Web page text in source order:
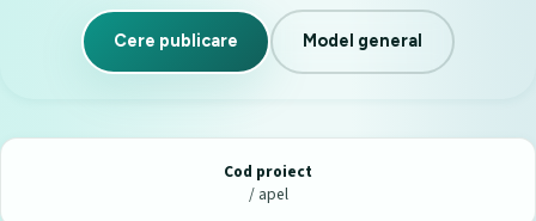
Cere publicare Model general
Cod proiect
/ apel